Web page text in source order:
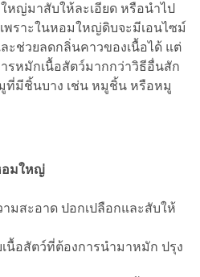
หญ่มาสับให้ละเอียด หรือนำไป
พราะในหอมใหญ่ดิบจะมีเอนไซม์
ช่วยลดกลิ่นคาวของเนื้อได้ แต่
รหมักเนื้อสัตว์มากกว่าวิธีอื่นสัก
ที่มีชิ้นบาง เช่น หมูชิ้น หรือหมู
อมใหญ่
มสะอาด ปอกเปลือกและสับให้
นื้อสัตว์ที่ต้องการนำมาหมัก ปรุง